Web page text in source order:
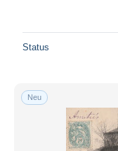
Status
Neu